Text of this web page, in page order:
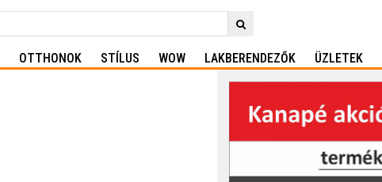
OTTHONOK STÍLUS WOW LAKBERENDEZŐK ÜZLETEK